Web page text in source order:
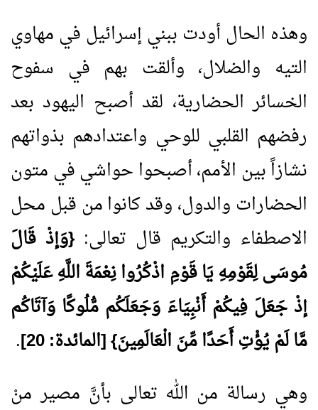
وهذه الحال أودت ببني إسرائيل في مهاوي
التيه والضلال، وألقت بهم في سفوح
الخسائر الحضارية، لقد أصبح اليهود بعد
رفضهم القلبي للوحي واعتدادهم بذواتهم
نشازاً بين الأمم، أصبحوا حواشي في متون
الحضارات والدول، وقد كانوا من قبل محل
الاصطفاء والتكريم قال تعالى: {وَإذْ قَالَ
مُوسَى لِقَوْمِهِ يَا قَوْمِ اذْكُرُوا نِعْمَةَ اللَّهِ عَلَيْكُمْ
إذْ جَعَلَ فِيكُمْ أَنْبِيَاءَ وَجَعَلَكُم مُّلُوكًا وَآتَاكُم
مَّا لَمْ يُؤْتِ أَحَدًا مِّنَ الْعَالَمِينَ} [المائدة:20
]
.
وهي رسالة من الله تعالى بأنَّ مصير منْ